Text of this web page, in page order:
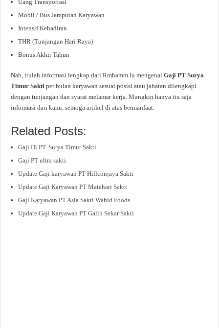
Uang Transportasi
Mobil / Bus Jemputan Karyawan
Intensif Kehadiran
THR (Tunjangan Hari Raya)
Bonus Akhir Tahun
Nah, itulah informasi lengkap dari Rmhamm.lu mengenaiGaji PT Surya
Timur Saktiper bulan karyawan sesuai posisi atau jabatan dilengkapi
dengan tunjangan dan syarat melamar kerja. Mungkin hanya itu saja
informasi dari kami, semoga artikel di atas bermanfaat.
Related Posts:
Gaji Di PT. Surya Timur Sakti
Gaji PT ultra sakti
Update Gaji karyawan PT Hillconjaya Sakti
Update Gaji Karyawan PT Matahari Sakti
Gaji Karyawan PT Asia Sakti Wahid Foods
Update Gaji Karyawan PT Galih Sekar Sakti